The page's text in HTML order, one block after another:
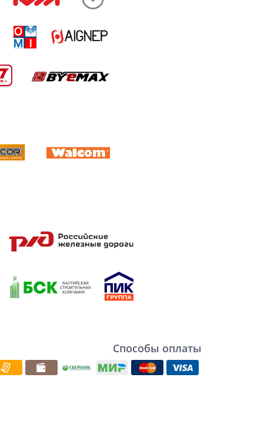
Способы оплаты